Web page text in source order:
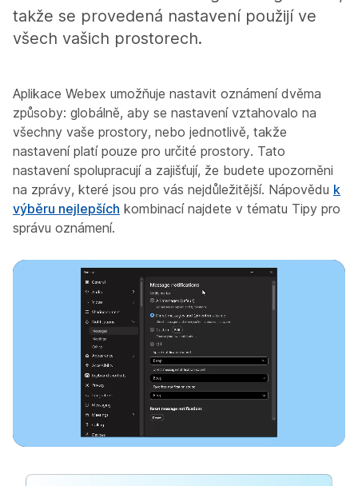
takže se provedená nastavení použijí ve
všech vašich prostorech.
Aplikace Webex umožňuje nastavit oznámení dvěma
způsoby: globálně, aby se nastavení vztahovalo na
všechny vaše prostory, nebo jednotlivě, takže
nastavení platí pouze pro určité prostory. Tato
nastavení spolupracují a zajišťují, že budete upozorněni
na zprávy, které jsou pro vás nejdůležitější. Nápovědu k
výběru nejlepších kombinací najdete v tématu Tipy pro
správu oznámení.